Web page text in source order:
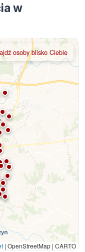
w
osoby blisko Ciebie
| OpenStreetMap | CARTO